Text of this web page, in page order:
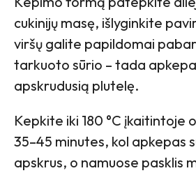
cukinijų masę, išlyginkite
viršų galite papildomai
tarkuoto sūrio – tada
apskrudusią plutelę.
Kepkite iki 180 °C įkaitintoje
35–45 minutes, kol apkepas
apskrus, o namuose pasklis